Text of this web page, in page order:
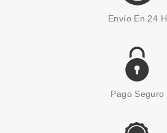
Envío En 24 H
Pago Seguro